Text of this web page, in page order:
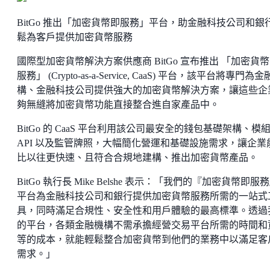
BitGo 推出「加密貨幣即服務」平台，助金融科技公司和銀
鬆為客戶提供加密貨幣服務
國際型加密貨幣解決方案供應商 BitGo 宣布推出 「加密貨
服務」 (Crypto-as-a-Service, CaaS) 平台，該平台將專門為金
構、金融科技公司提供強大的加密貨幣解決方案，讓這些企
夠無縫將加密貨幣功能直接整合進自家產品中。
BitGo 的 CaaS 平台利用該公司最安全的錢包基礎架構、模
API 以及監管牌照，大幅簡化營運和基礎設施需求，讓企業
比以往更快速、且符合合規地建構、推出加密貨幣產品。
BitGo 執行長 Mike Belshe 表示：「我們的『加密貨幣即服
平台為金融科技公司和銀行提供加密貨幣服務所需的一站式
具，同時滿足合規性、安全性和用戶體驗的最高標準。透過
的平台，各類金融機構不需承擔經營交易平台所需的時間和
等的成本，就能輕鬆整合加密貨幣到他們的業務中以滿足客
需求。」